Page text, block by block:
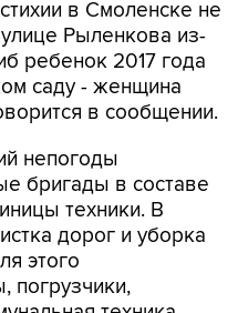
ребенок 2017 года
саду - женщина
в сообщении.
непогоды
техники. В
дорог и уборка
этого
погрузчики,
техника.